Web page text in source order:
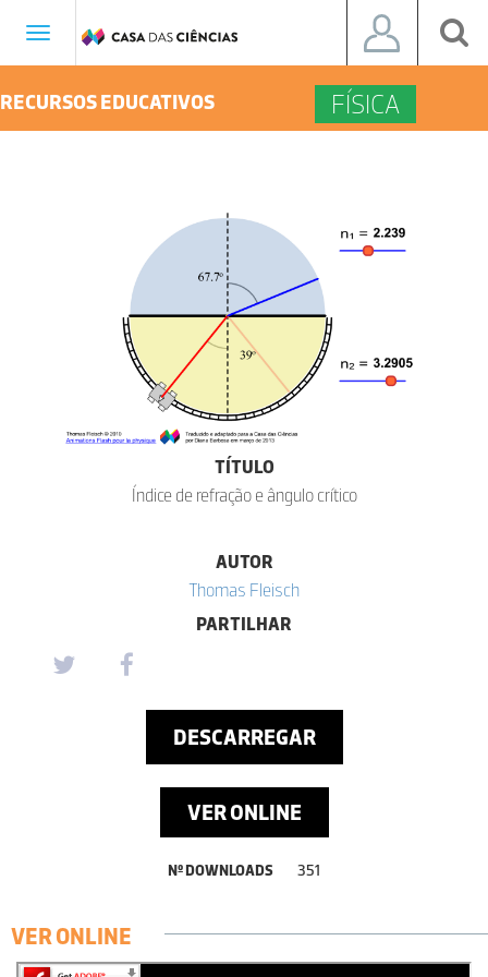
Toggle
RECURSOS EDUCATIVOS FÍSICA
TÍTULO
Índice de refração e ângulo crítico
AUTOR
Thomas Fleisch
PARTILHAR
DESCARREGAR
VER ONLINE
Nº DOWNLOADS 351
VER ONLINE